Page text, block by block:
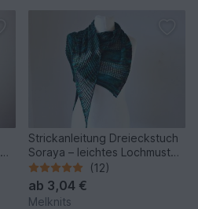
Strickanleitung Dreieckstuch
Soraya – leichtes Lochmuster
Tuch für Anfänger
(12)
ab 3,04 €
Melknits